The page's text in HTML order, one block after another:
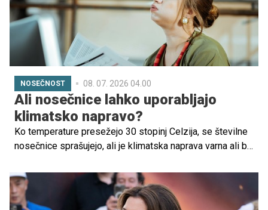
NOSEČNOST 08. 07. 2026 04.00
Ali nosečnice lahko uporabljajo
klimatsko napravo?
Ko temperature presežejo 30 stopinj Celzija, se številne
nosečnice sprašujejo, ali je klimatska naprava varna ali bi
od tega, da lahko klimatska naprava škoduje otroku, do
prepričanja, da povzroča prehlad ali celo zaplete v
nosečnosti.